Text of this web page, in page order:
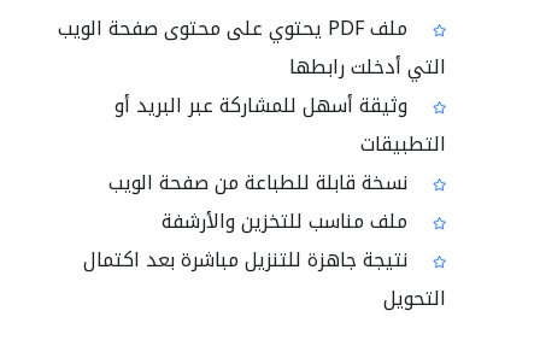
ملف PDF يحتوي على محتوى صفحة الويب
التي أدخلت رابطها
وثيقة أسهل للمشاركة عبر البريد أو
التطبيقات
نسخة قابلة للطباعة من صفحة الويب
ملف مناسب للتخزين والأرشفة
نتيجة جاهزة للتنزيل مباشرة بعد اكتمال
التحويل